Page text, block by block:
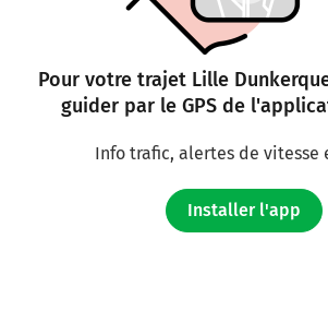
Pour votre trajet Lille
guider par le GPS de
Info trafic, alertes de vitesse
Installer l'app